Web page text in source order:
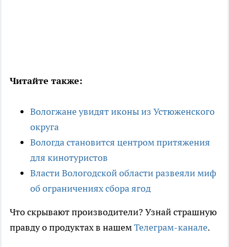
Читайте также:
Вологжане увидят иконы из Устюженского
округа
Вологда становится центром притяжения
для кинотуристов
Власти Вологодской области развеяли миф
об ограничениях сбора ягод
Что скрывают производители? Узнай страшную
правду о продуктах в нашемТелеграм-канале.